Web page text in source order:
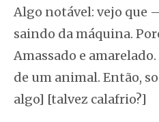
Algo notável: vejo que
saindo da máquina.
Amassado e
de um animal. Então,
algo] [talvez calafrio?]